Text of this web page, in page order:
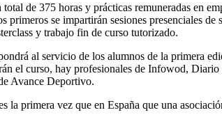
de 375 horas y prácticas remuneradas en
primeros se impartirán sesiones presenciales
y trabajo fin de curso tutorizado.
al servicio de los alumnos de la primera
el curso, hay profesionales de Infowod,
Avance Deportivo.
la primera vez que en España que una